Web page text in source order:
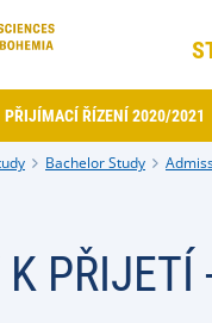
PŘIJÍMACÍ ŘÍZENÍ 2020/2021
Bachelor Study